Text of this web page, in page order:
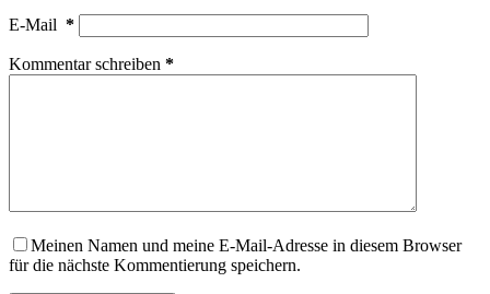
E-Mail *
Kommentar schreiben *
Meinen Namen und meine E-Mail-Adresse in diesem Browser
für die nächste Kommentierung speichern.